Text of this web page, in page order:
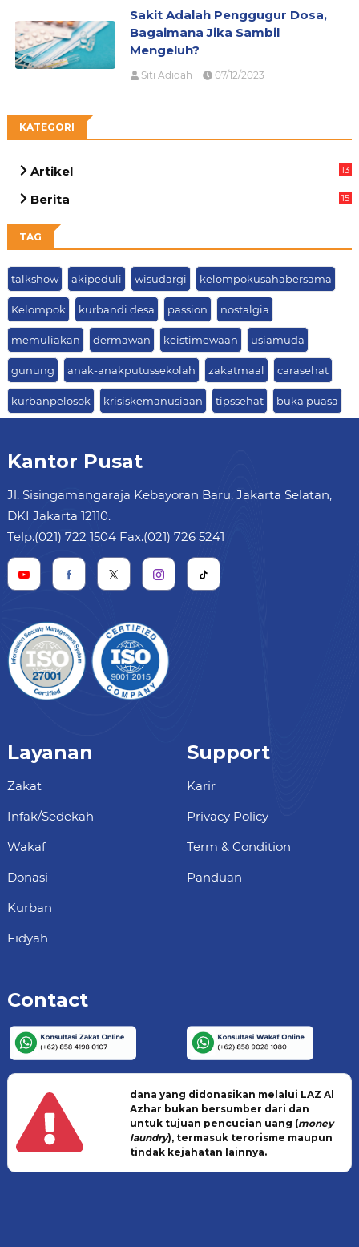
Sakit Adalah Penggugur Dosa,
Bagaimana Jika Sambil
Mengeluh?
Siti Adidah 07/12/2023
KATEGORI
Artikel
13
Berita
15
TAG
talkshow akipeduli wisudargi kelompokusahabersama
Kelompok kurbandi desa passion nostalgia
memuliakan dermawan keistimewaan usiamuda
gunung anak-anakputussekolah zakatmaal carasehat
kurbanpelosok krisiskemanusiaan tipssehat buka puasa
Kantor Pusat
Jl. Sisingamangaraja Kebayoran Baru, Jakarta Selatan,
DKI Jakarta 12110.
Telp.(021) 722 1504 Fax.(021) 726 5241
Layanan
Zakat
Infak/Sedekah
Wakaf
Donasi
Kurban
Fidyah
Support
Karir
Privacy Policy
Term & Condition
Panduan
Contact
dana yang didonasikan melalui LAZ Al
Azhar bukan bersumber dari dan
untuk tujuan pencucian uang (money
laundry), termasuk terorisme maupun
tindak kejahatan lainnya.